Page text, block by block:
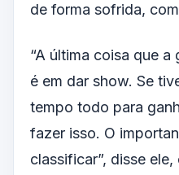
de forma sofrida,
“A última coisa que
é em dar show. Se
tempo todo para
fazer isso. O
classificar”, disse